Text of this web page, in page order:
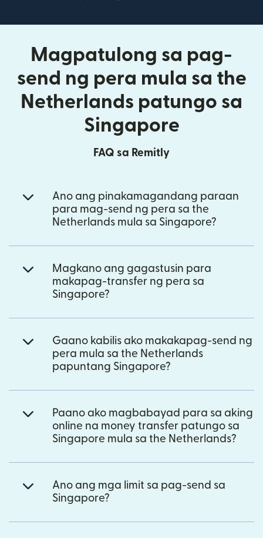
Magpatulong sa pag-
send ng pera mula sa the
Netherlands patungo sa
Singapore
FAQ sa Remitly
Ano ang pinakamagandang paraan
para mag-send ng pera sa the
Netherlands mula sa Singapore?
Magkano ang gagastusin para
makapag-transfer ng pera sa
Singapore?
Gaano kabilis ako makakapag-send ng
pera mula sa the Netherlands
papuntang Singapore?
Paano ako magbabayad para sa aking
online na money transfer patungo sa
Singapore mula sa the Netherlands?
Ano ang mga limit sa pag-send sa
Singapore?